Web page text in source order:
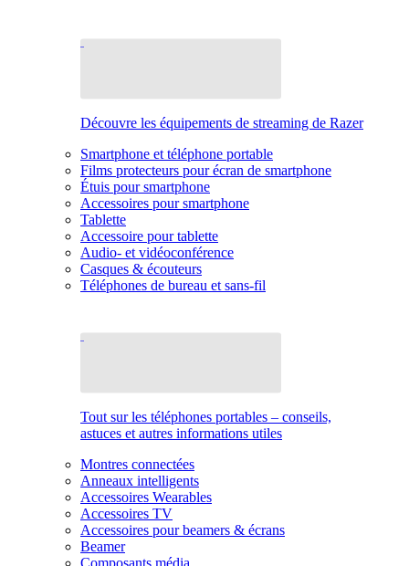
Découvre les équipements de streaming de Razer
Smartphone et téléphone portable
Films protecteurs pour écran de smartphone
Étuis pour smartphone
Accessoires pour smartphone
Tablette
Accessoire pour tablette
Audio- et vidéoconférence
Casques & écouteurs
Téléphones de bureau et sans-fil
Tout sur les téléphones portables – conseils,
astuces et autres informations utiles
Montres connectées
Anneaux intelligents
Accessoires Wearables
Accessoires TV
Accessoires pour beamers & écrans
Beamer
Composants média